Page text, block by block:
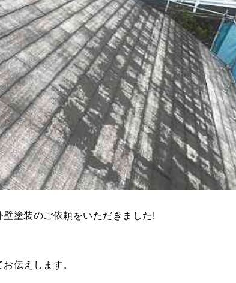
塗装のご依頼をいただきました!
伝えします。